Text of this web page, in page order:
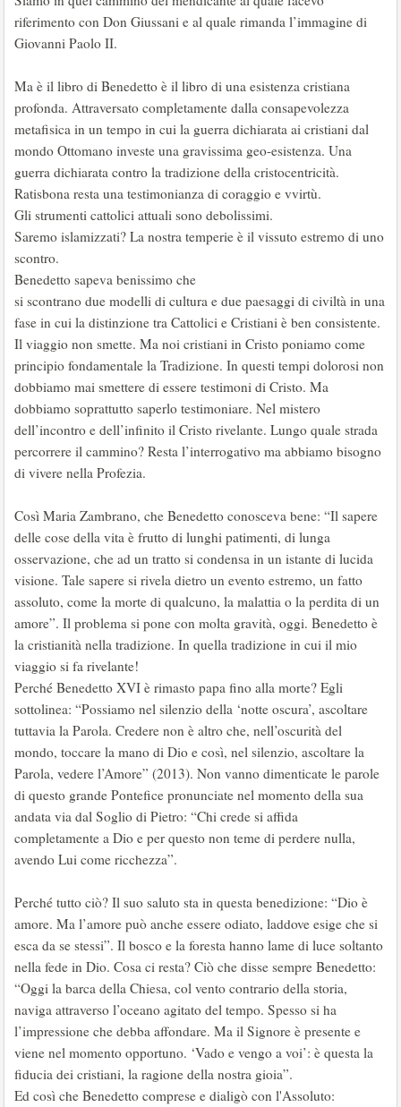
riferimento con Don Giussani e al quale rimanda l’immagine di
Giovanni Paolo II.
Ma è il libro di Benedetto è il libro di una esistenza cristiana
profonda. Attraversato completamente dalla consapevolezza
metafisica in un tempo in cui la guerra dichiarata ai cristiani dal
mondo Ottomano investe una gravissima geo-esistenza. Una
guerra dichiarata contro la tradizione della cristocentricità.
Ratisbona resta una testimonianza di coraggio e vvirtù.
Gli strumenti cattolici attuali sono debolissimi.
Saremo islamizzati? La nostra temperie è il vissuto estremo di uno
scontro.
Benedetto sapeva benissimo che
si scontrano due modelli di cultura e due paesaggi di civiltà in una
fase in cui la distinzione tra Cattolici e Cristiani è ben consistente.
Il viaggio non smette. Ma noi cristiani in Cristo poniamo come
principio fondamentale la Tradizione. In questi tempi dolorosi non
dobbiamo mai smettere di essere testimoni di Cristo. Ma
dobbiamo soprattutto saperlo testimoniare. Nel mistero
dell’incontro e dell’infinito il Cristo rivelante. Lungo quale strada
percorrere il cammino? Resta l’interrogativo ma abbiamo bisogno
di vivere nella Profezia.
Così Maria Zambrano, che Benedetto conosceva bene: “Il sapere
delle cose della vita è frutto di lunghi patimenti, di lunga
osservazione, che ad un tratto si condensa in un istante di lucida
visione. Tale sapere si rivela dietro un evento estremo, un fatto
assoluto, come la morte di qualcuno, la malattia o la perdita di un
amore”. Il problema si pone con molta gravità, oggi. Benedetto è
la cristianità nella tradizione. In quella tradizione in cui il mio
viaggio si fa rivelante!
Perché Benedetto XVI è rimasto papa fino alla morte? Egli
sottolinea: “Possiamo nel silenzio della ‘notte oscura’, ascoltare
tuttavia la Parola. Credere non è altro che, nell’oscurità del
mondo, toccare la mano di Dio e così, nel silenzio, ascoltare la
Parola, vedere l’Amore” (2013). Non vanno dimenticate le parole
di questo grande Pontefice pronunciate nel momento della sua
andata via dal Soglio di Pietro: “Chi crede si affida
completamente a Dio e per questo non teme di perdere nulla,
avendo Lui come ricchezza”.
Perché tutto ciò? Il suo saluto sta in questa benedizione: “Dio è
amore. Ma l’amore può anche essere odiato, laddove esige che si
esca da se stessi”. Il bosco e la foresta hanno lame di luce soltanto
nella fede in Dio. Cosa ci resta? Ciò che disse sempre Benedetto:
“Oggi la barca della Chiesa, col vento contrario della storia,
naviga attraverso l’oceano agitato del tempo. Spesso si ha
l’impressione che debba affondare. Ma il Signore è presente e
viene nel momento opportuno. ‘Vado e vengo a voi’: è questa la
fiducia dei cristiani, la ragione della nostra gioia”.
Ed così che Benedetto comprese e dialigò con l'Assoluto: